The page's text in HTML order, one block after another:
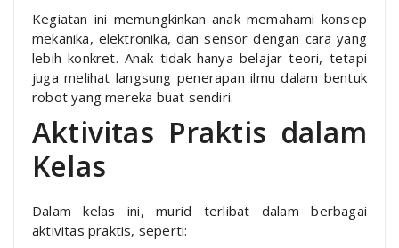
Kegiatan ini memungkinkan anak memahami konsep
mekanika, elektronika, dan sensor dengan cara yang
lebih konkret. Anak tidak hanya belajar teori, tetapi
juga melihat langsung penerapan ilmu dalam bentuk
robot yang mereka buat sendiri.
Aktivitas Praktis dalam
Kelas
Dalam kelas ini, murid terlibat dalam berbagai
aktivitas praktis, seperti: